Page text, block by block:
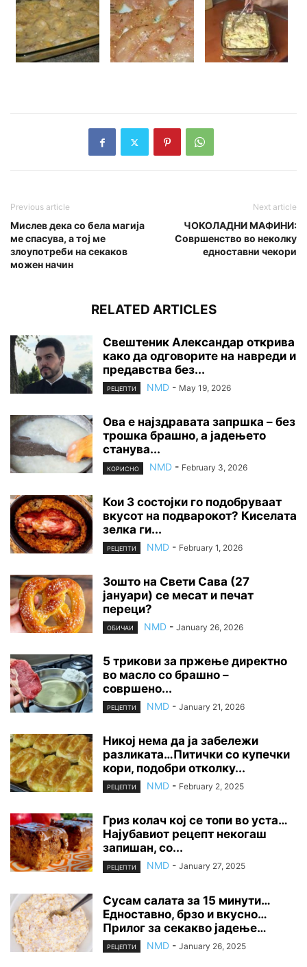
Previous article
Мислев дека со бела магија
ме спасува, а тој ме
злоупотреби на секаков
можен начин
Next article
ЧОКОЛАДНИ МАФИНИ:
Совршенство во неколку
едноставни чекори
RELATED ARTICLES
Свештеник Александар открива
како да одговорите на навреди и
предавства без...
РЕЦЕПТИ NMD - May 19, 2026
Ова е најздравата запршка – без
трошка брашно, а јадењето
станува...
КОРИСНО NMD - February 3, 2026
Кои 3 состојки го подобруваат
вкусот на подварокот? Киселата
зелка ги...
РЕЦЕПТИ NMD - February 1, 2026
Зошто на Свети Сава (27
јануари) се месат и печат
переци?
ОБИЧАИ NMD - January 26, 2026
5 трикови за пржење директно
во масло со брашно –
совршено...
РЕЦЕПТИ NMD - January 21, 2026
Никој нема да ја забележи
разликата…Питички со купечки
кори, подобри отколку...
РЕЦЕПТИ NMD - February 2, 2025
Гриз колач кој се топи во уста…
Најубавиот рецепт некогаш
запишан, со...
РЕЦЕПТИ NMD - January 27, 2025
Сусам салата за 15 минути…
Едноставно, брзо и вкусно…
Прилог за секакво јадење…
РЕЦЕПТИ NMD - January 26, 2025